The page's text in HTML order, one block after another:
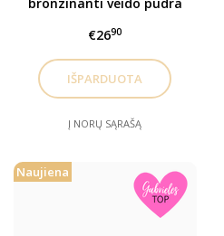
€2690
Į NORŲ SĄRAŠĄ
Naujiena